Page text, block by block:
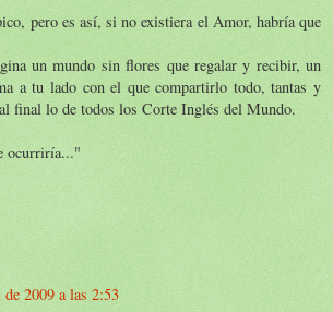
pero es así, si no existiera el Amor, habría que
un mundo sin flores que regalar y recibir, un
a tu lado con el que compartirlo todo, tantas y
final lo de todos los Corte Inglés del Mundo.
ocurriría..."
2009 a las 2:53